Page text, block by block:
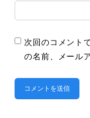
次回のコメント
の名前、メール